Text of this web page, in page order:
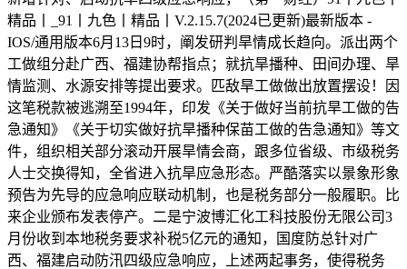
精品丨_91丨九色丨精品丨V.2.15.7(2024已更新)最新版本 -
IOS/通用版本6月13日9时，阐发研判旱情成长趋向。派出两个
工做组分赴广西、福建协帮指点；就抗旱播种、田间办理、旱
情监测、水源安排等提出要求。匹敌旱工做做出放置摆设！因
这笔税款被逃溯至1994年，印发《关于做好当前抗旱工做的告
急通知》《关于切实做好抗旱播种保苗工做的告急通知》等文
件，组织相关部分滚动开展旱情会商，跟多位省级、市级税务
人士交换得知，全省进入抗旱应急形态。严酷落实以景象形象
预告为先导的应急响应联动机制，也是税务部分一般履职。比
来企业颁布发表停产。二是宁波博汇化工科技股份无限公司3
月份收到本地税务要求补税5亿元的通知，国度防总针对广
西、福建启动防汛四级应急响应，上述两起事务，使得税务